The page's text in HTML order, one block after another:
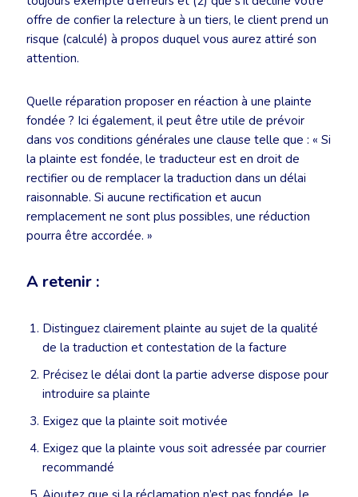
offre de confier la relecture à un tiers, le client prend un
risque (calculé) à propos duquel vous aurez attiré son
attention.
Quelle réparation proposer en réaction à une plainte
fondée ? Ici également, il peut être utile de prévoir
dans vos conditions générales une clause telle que : « Si
la plainte est fondée, le traducteur est en droit de
rectifier ou de remplacer la traduction dans un délai
raisonnable. Si aucune rectification et aucun
remplacement ne sont plus possibles, une réduction
pourra être accordée. »
A retenir :
Distinguez clairement plainte au sujet de la qualité
de la traduction et contestation de la facture
Précisez le délai dont la partie adverse dispose pour
introduire sa plainte
Exigez que la plainte soit motivée
Exigez que la plainte vous soit adressée par courrier
recommandé